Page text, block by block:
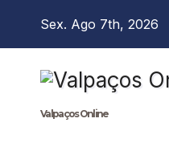
Sex. Ago 7th, 2026
Valpaços Online